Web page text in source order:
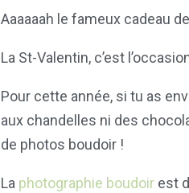
Aaaaaah le fameux cadeau
La St-Valentin, c’est
Pour cette année, si tu as
aux chandelles ni des
de photos boudoir !
La photographie boudoir est